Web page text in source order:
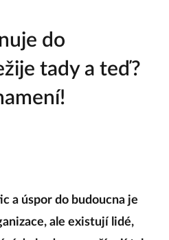
do
tady a teď?
a úspor do budoucna je
ale existují lidé,